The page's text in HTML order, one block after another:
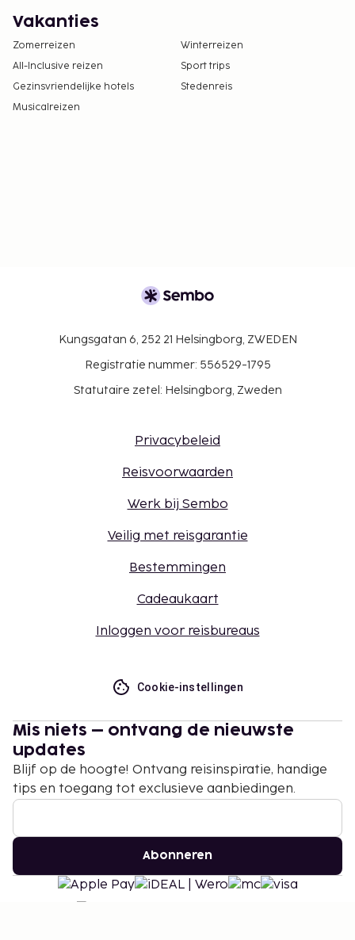
Vakanties
Zomerreizen
Winterreizen
All-Inclusive reizen
Sport trips
Gezinsvriendelijke hotels
Stedenreis
Musicalreizen
Kungsgatan 6, 252 21 Helsingborg, ZWEDEN
Registratie nummer: 556529-1795
Statutaire zetel: Helsingborg, Zweden
Privacybeleid
Reisvoorwaarden
Werk bij Sembo
Veilig met reisgarantie
Bestemmingen
Cadeaukaart
Inloggen voor reisbureaus
Cookie-instellingen
Mis niets – ontvang de nieuwste
updates
Blijf op de hoogte! Ontvang reisinspiratie, handige
tips en toegang tot exclusieve aanbiedingen.
Abonneren